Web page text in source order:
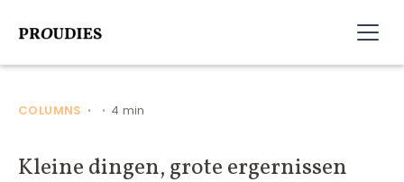
COLUMNS • • 4 min
Kleine dingen, grote ergernissen